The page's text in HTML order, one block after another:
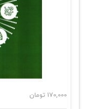
170,000 تومان